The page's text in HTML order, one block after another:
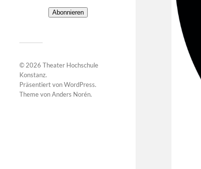
© 2026 Theater Hochschule
Konstanz.
Präsentiert vonWordPress.
Theme vonAnders Norén.